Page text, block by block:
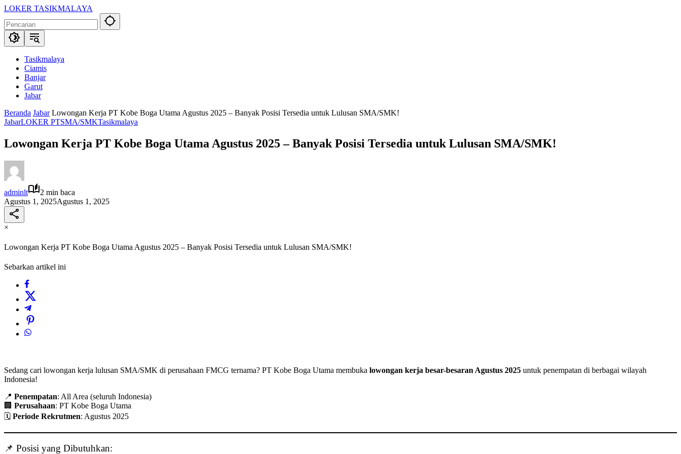
Langsung
konten
LOKER TASIKMALAYA
Lowongan
Kerja
Tasikmalaya
SekitarnaTasikmalaya
Ciamis
Banjar
Garut
Jabar
Beranda Jabar Lowongan Kerja PT Kobe Boga Utama Agustus 2025 – Banyak Posisi Tersedia untuk Lulusan SMA/SMK!
JabarLOKER PTSMA/SMKTasikmalaya
Lowongan Kerja PT Kobe Boga Utama Agustus 2025 – Banyak Posisi Tersedia untuk Lulusan SMA/SMK!
adminlt
2 min baca
Agustus 1, 2025Agustus 1, 2025
×
Lowongan Kerja PT Kobe Boga Utama Agustus 2025 – Banyak Posisi Tersedia untuk Lulusan SMA/SMK!
Sebarkan artikel ini
Sedang cari lowongan kerja lulusan SMA/SMK di perusahaan FMCG ternama? PT Kobe Boga Utama membuka lowongan kerja besar-besaran Agustus 2025 untuk penempatan di berbagai wilayah
Indonesia!
📍 Penempatan: All Area (seluruh Indonesia)
🏢 Perusahaan: PT Kobe Boga Utama
🗓️ Periode Rekrutmen: Agustus 2025
📌 Posisi yang Dibutuhkan: